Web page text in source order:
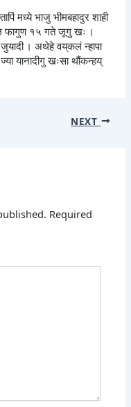
मध्ये भाजु भीमबहादुर शाही
फागुण १५ गते जूगु खः ।
। अथेहे वय्‌कलं न्हापा
यानादीगु खःसा थौंकन्हय्
NEXT
Required